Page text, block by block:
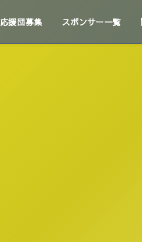
応援団募集 スポンサー一覧